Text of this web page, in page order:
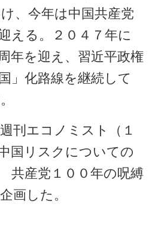
、今年は中国共産党
える。２０４７年に
年を迎え、習近平政権
」化路線を継続して
刊エコノミスト（１
国リスクについての
共産党１００年の呪縛
画した。